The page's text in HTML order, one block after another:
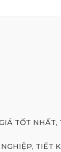
TỐT NHẤT,
TIẾT